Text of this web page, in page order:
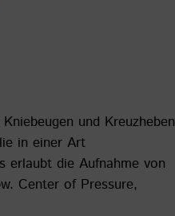
und Kreuzheben
in einer Art
erlaubt die Aufnahme von
Center of Pressure,